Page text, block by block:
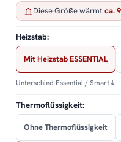
Diese Größe wärmt ca.
Heizstab:
Mit Heizstab ESSENTIAL
Unterschied Essential / Smart↓
Thermoflüssigkeit:
Ohne Thermoflüssigkeit